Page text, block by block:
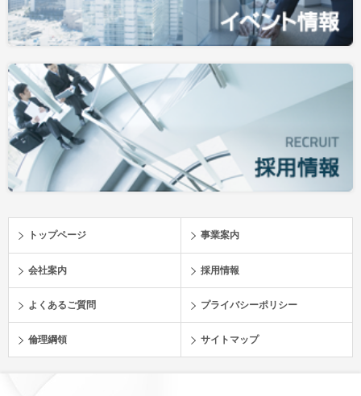
トップページ 事業案内
会社案内 採用情報
よくあるご質問 プライバシーポリシー
倫理綱領 サイトマップ